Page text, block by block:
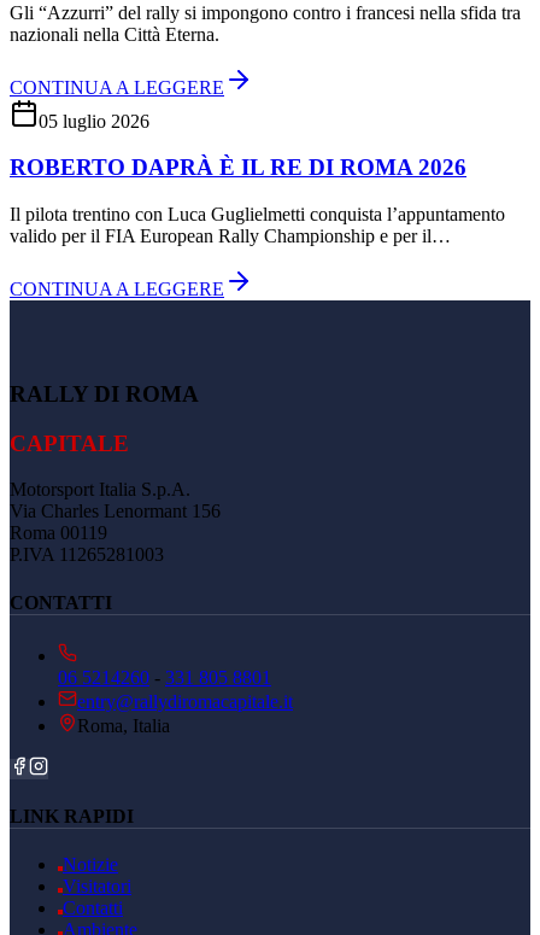
Gli “Azzurri” del rally si impongono contro i francesi nella sfida tra
nazionali nella Città Eterna.
CONTINUA A LEGGERE
05 luglio 2026
ROBERTO DAPRÀ È IL RE DI ROMA 2026
Il pilota trentino con Luca Guglielmetti conquista l’appuntamento
valido per il FIA European Rally Championship e per il…
CONTINUA A LEGGERE
RALLY DI ROMA
CAPITALE
Motorsport Italia S.p.A.
Via Charles Lenormant 156
Roma 00119
P.IVA 11265281003
CONTATTI
06 5214260 - 331 805 8801
entry@rallydiromacapitale.it
Roma, Italia
LINK RAPIDI
Notizie
Visitatori
Contatti
Ambiente